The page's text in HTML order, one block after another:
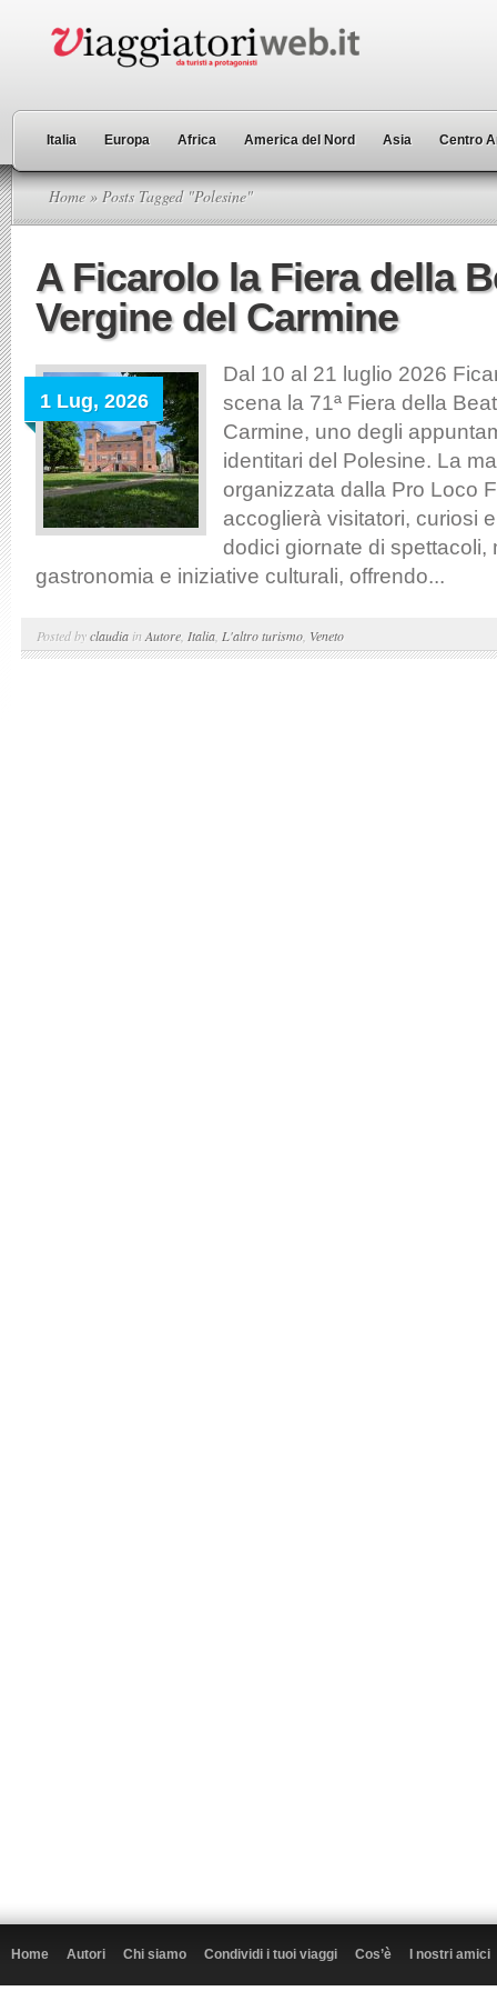
Italia Europa Africa America del Nord Asia Centro
Home » Posts Tagged "Polesine"
A Ficarolo la Fiera della
Vergine del Carmine
1 Lug, 2026
Dal 10 al 21 luglio 2026
scena la 71ª Fiera della
Carmine, uno degli
identitari del Polesine. La
organizzata dalla Pro Loco
accoglierà visitatori, curiosi
dodici giornate di spettacoli,
gastronomia e iniziative culturali, offrendo...
Posted byclaudia in Autore Italia L'altro turismo Veneto
Home Autori Chi siamo Condividi i tuoi viaggi Cos’è I nostri amici